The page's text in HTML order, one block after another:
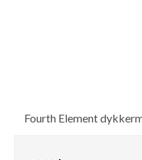
Fourth Element